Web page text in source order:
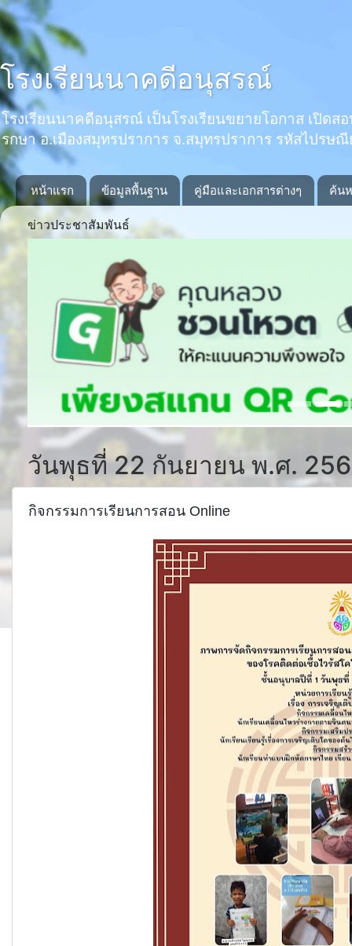
โรงเรียนนาคดีอนุสรณ์
โรงเรียนนาคดีอนุสรณ์ เป็นโรงเรียนขยายโอกาส เปิ
รกษา อ.เมืองสมุทรปราการ จ.สมุทรปราการ รหัสไปรษ
หน้าแรก ข้อมูลพื้นฐาน คู่มือและเอกสารต่างๆ ค้น
ข่าวประชาสัมพันธ์
Previous
วันพุธที่ 22 กันยายน พ.ศ.
กิจกรรมการเรียนการสอน Online